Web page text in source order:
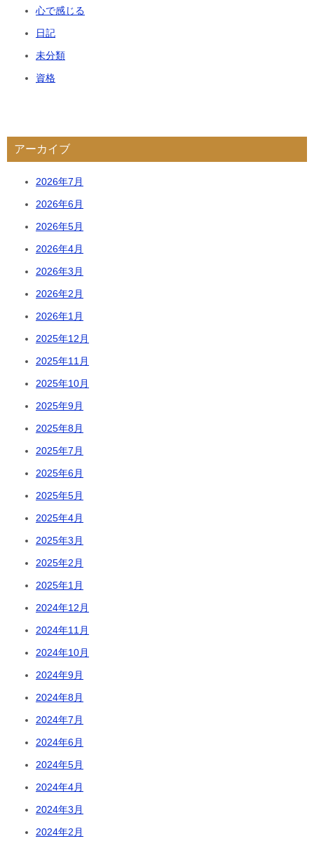
心で感じる
日記
未分類
資格
アーカイブ
2026年7月
2026年6月
2026年5月
2026年4月
2026年3月
2026年2月
2026年1月
2025年12月
2025年11月
2025年10月
2025年9月
2025年8月
2025年7月
2025年6月
2025年5月
2025年4月
2025年3月
2025年2月
2025年1月
2024年12月
2024年11月
2024年10月
2024年9月
2024年8月
2024年7月
2024年6月
2024年5月
2024年4月
2024年3月
2024年2月